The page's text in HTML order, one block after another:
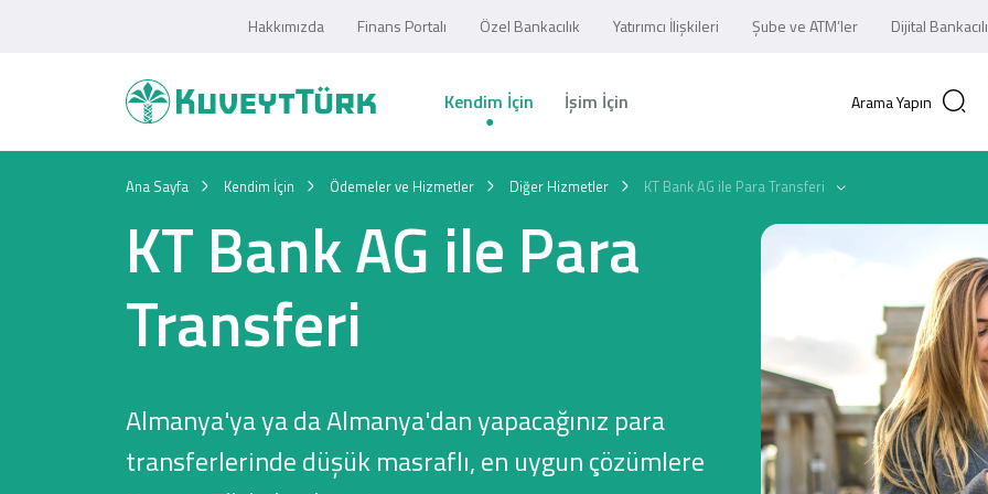
Hakkımızda Finans Portalı Özel Bankacılık Yatırımcı İlişkileri Şube ve ATM’ler Dijital
Kendim İçin İşim İçin Arama Yapın
Ana Sayfa Kendim İçin Ödemeler ve Hizmetler Diğer Hizmetler KT Bank AG ile Para Transferi
KT Bank AG ile Para
Transferi
Almanya'ya ya da Almanya'dan yapacağınız para
transferlerinde düşük masraflı, en uygun çözümlere